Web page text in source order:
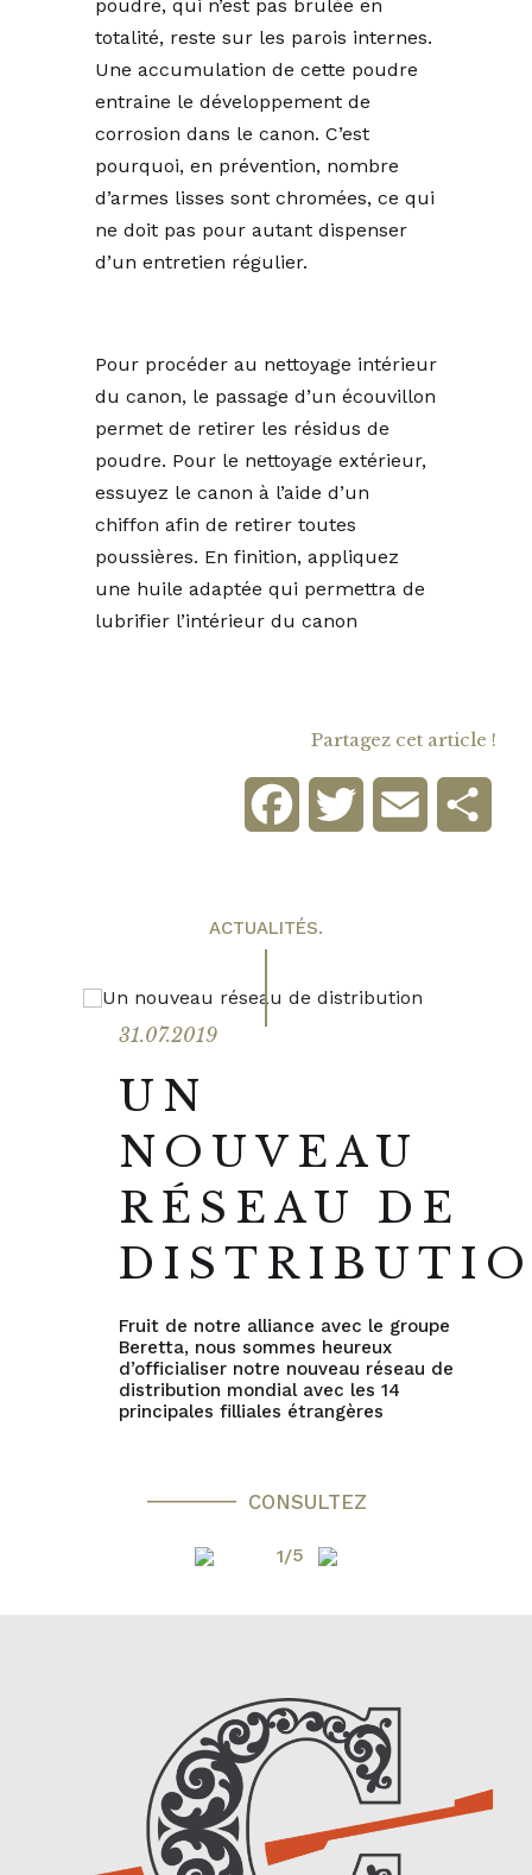
poudre, qui n’est pas brulée en
totalité, reste sur les parois internes.
Une accumulation de cette poudre
entraine le développement de
corrosion dans le canon. C’est
pourquoi, en prévention, nombre
d’armes lisses sont chromées, ce qui
ne doit pas pour autant dispenser
d’un entretien régulier.
Pour procéder au nettoyage intérieur
du canon, le passage d’un écouvillon
permet de retirer les résidus de
poudre. Pour le nettoyage extérieur,
essuyez le canon à l’aide d’un
chiffon afin de retirer toutes
poussières. En finition, appliquez
une huile adaptée qui permettra de
lubrifier l’intérieur du canon
Partagez cet article !
FacebookTwitter Email
ACTUALITÉS.
31.07.2019
UN
NOUVEAU
RÉSEAU DE
Fruit de notre alliance avec le groupe
Beretta, nous sommes heureux
d’officialiser notre nouveau réseau de
distribution mondial avec les 14
principales filliales étrangères
CONSULTEZ